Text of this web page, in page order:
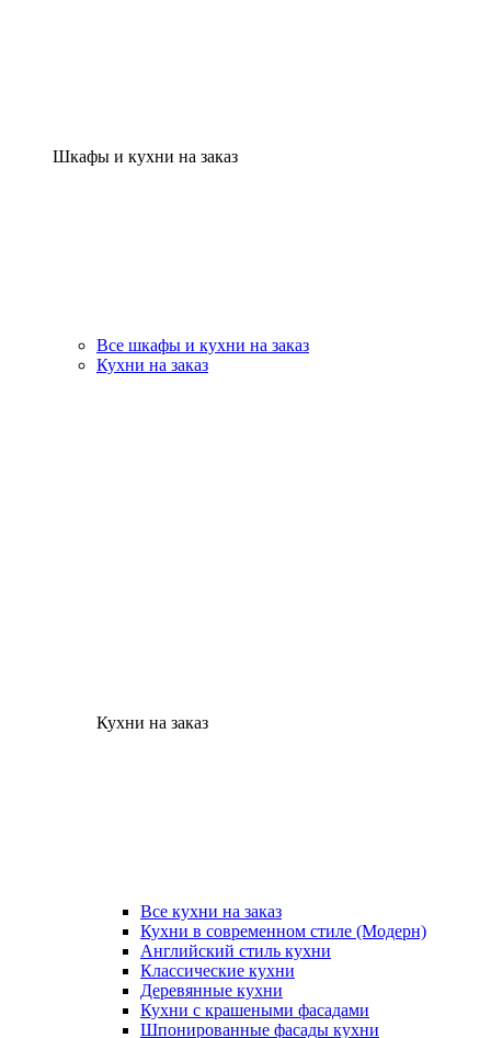
Шкафы и кухни на заказ
Все шкафы и кухни на заказ
Кухни на заказ
Кухни на заказ
Все кухни на заказ
Кухни в современном стиле (Модерн)
Английский стиль кухни
Классические кухни
Деревянные кухни
Кухни с крашеными фасадами
Шпонированные фасады кухни